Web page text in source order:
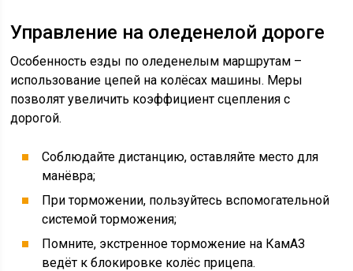
Управление на оледенелой дороге
Особенность езды по оледенелым маршрутам –
использование цепей на колёсах машины. Меры
позволят увеличить коэффициент сцепления с
дорогой.
Соблюдайте дистанцию, оставляйте место для
манёвра;
При торможении, пользуйтесь вспомогательной
системой торможения;
Помните, экстренное торможение на КамАЗ
ведёт к блокировке колёс прицепа.